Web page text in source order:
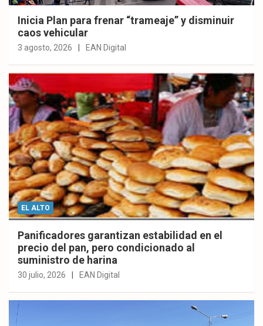
Inicia Plan para frenar “trameaje” y disminuir
caos vehicular
3 agosto, 2026 EAN Digital
EL ALTO
Panificadores garantizan estabilidad en el
precio del pan, pero condicionado al
suministro de harina
30 julio, 2026 EAN Digital